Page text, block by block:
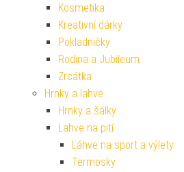
Kosmetika
Kreativní dárky
Pokladničky
Rodina a Jubileum
Zrcátka
Hrnky a lahve
Hrnky a šálky
Lahve na pití
Láhve na sport a výlety
Termosky